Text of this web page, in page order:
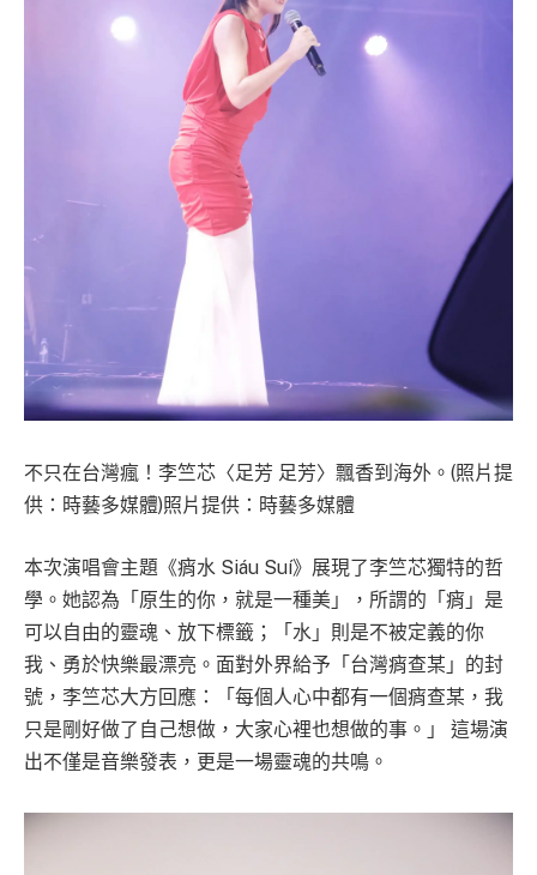
不只在台灣瘋！李竺芯〈足芳 足芳〉飄香到海外。(照片提
供：時藝多媒體)照片提供：時藝多媒體
本次演唱會主題《痟水 Siáu Suí》展現了李竺芯獨特的哲
學。她認為「原生的你，就是一種美」，所謂的「痟」是
可以自由的靈魂、放下標籤；「水」則是不被定義的你
我、勇於快樂最漂亮。面對外界給予「台灣痟查某」的封
號，李竺芯大方回應：「每個人心中都有一個痟查某，我
只是剛好做了自己想做，大家心裡也想做的事。」 這場演
出不僅是音樂發表，更是一場靈魂的共鳴。